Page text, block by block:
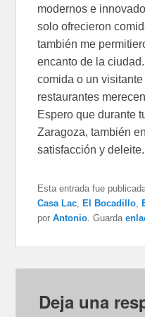
modernos e
solo ofrecieron
también me
encanto de la
comida o un
restaurantes
Espero que durante
Zaragoza, también
satisfacción y deleite.
Esta entrada fue
Casa Lac, El Bocadillo,
porAntonio. Guarda
Deja una